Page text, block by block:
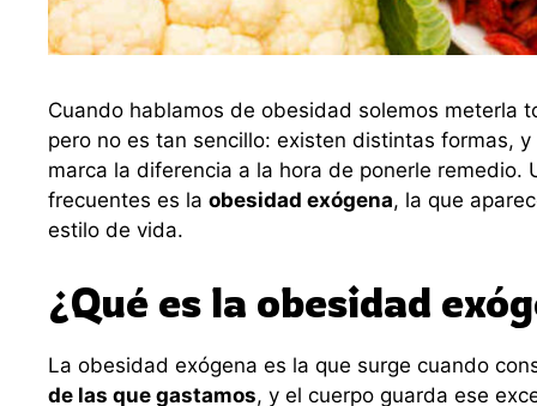
Cuando hablamos de obesidad solemos meterla
pero no es tan sencillo: existen distintas formas,
marca la diferencia a la hora de ponerle remedio.
frecuentes es la obesidad exógena, la que
estilo de vida.
¿Qué es la obesidad
La obesidad exógena es la que surge cuando
de las que gastamos, y el cuerpo guarda ese